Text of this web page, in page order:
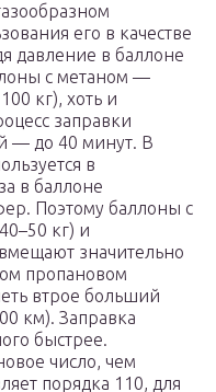
его в качестве
давление в баллоне
с метаном —
кг), хоть и
заправки
— до 40 минут. В
в
в баллоне
Поэтому баллоны с
кг) и
значительно
пропановом
втрое больший
км). Заправка
быстрее.
число, чем
порядка 110, для